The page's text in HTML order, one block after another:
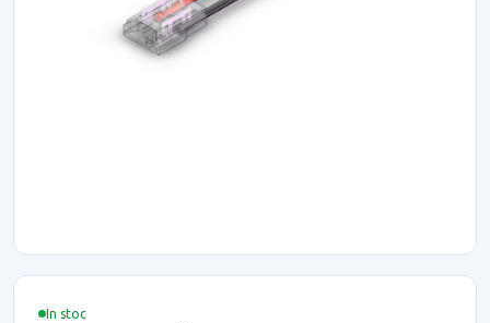
In stoc